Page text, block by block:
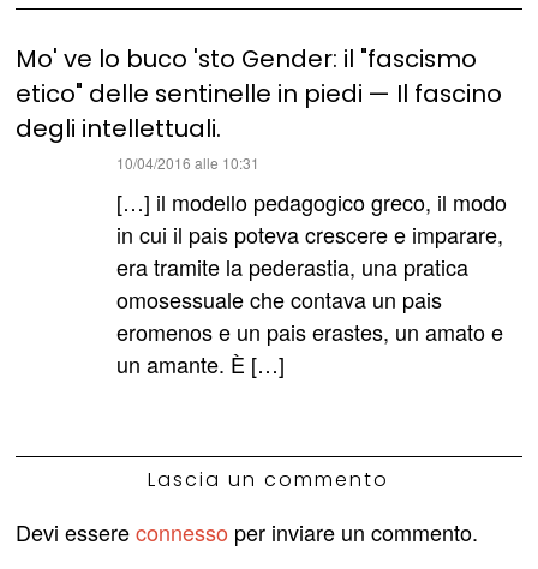
Mo' ve lo buco 'sto Gender: il "fascismo
etico" delle sentinelle in piedi — Il fascino
degli intellettuali.
10/04/2016 alle 10:31
[…] il modello pedagogico greco, il modo
in cui il pais poteva crescere e imparare,
era tramite la pederastia, una pratica
omosessuale che contava un pais
eromenos e un pais erastes, un amato e
un amante. È […]
Lascia un commento
Devi essereconnesso per inviare un commento.